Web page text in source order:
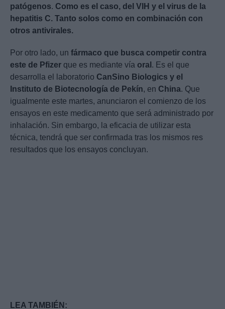
patógenos. Como es el caso, del VIH y el virus de la
hepatitis C. Tanto solos como en combinación con
otros antivirales.
Por otro lado, un fármaco que busca competir contra
este de Pfizer que es mediante vía oral . Es el que
desarrolla el laboratorio CanSino Biologics y el
Instituto de Biotecnología de Pekín, en China. Que
igualmente este martes, anunciaron el comienzo de los
ensayos en este medicamento que será administrado por
inhalación. Sin embargo, la eficacia de utilizar esta
técnica, tendrá que ser confirmada tras los mismos res
resultados que los ensayos concluyan.
LEA TAMBIÉN: